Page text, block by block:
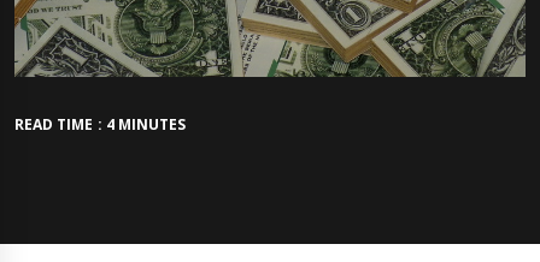
READ TIME : 4 MINUTES